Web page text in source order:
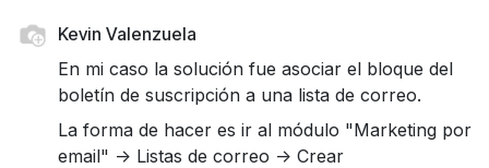
Kevin Valenzuela
En mi caso la solución fue asociar el bloque del
boletín de suscripción a una lista de correo.
La forma de hacer es ir al módulo "Marketing por
email" -> Listas de correo -> Crear